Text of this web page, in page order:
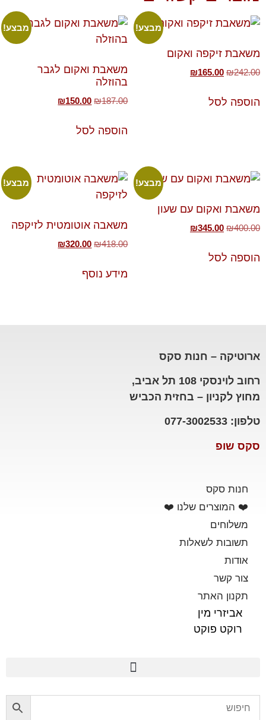
מבצע!
משאבת זיקפה ואקום
₪242.00
₪165.00
הוספה לסל
מבצע!
משאבת ואקום לגבר
בהוזלה
₪187.00
₪150.00
הוספה לסל
מבצע!
משאבת ואקום עם שעון
₪400.00
₪345.00
הוספה לסל
מבצע!
משאבה אוטומטית לזיקפה
₪418.00
₪320.00
מידע נוסף
ארוטיקה – חנות סקס
רחוב לוינסקי 108 תל אביב,
מחוץ לקניון – בחזית הכביש
טלפון: 077-3002533
סקס שופ
חנות סקס
❤️ המוצרים שלנו ❤️
משלוחים
תשובות לשאלות
אודות
צור קשר
תקנון האתר
אביזרי מין
רוקט פוקט